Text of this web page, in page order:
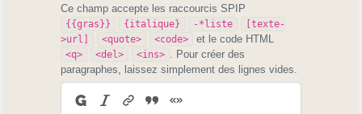
Ce champ accepte les raccourcis SPIP
{{gras}} {italique} -*liste
[texte-
>url]
<quote> <code> et le code HTML
<q> <del> <ins>
. Pour créer des
paragraphes, laissez simplement des lignes vides.